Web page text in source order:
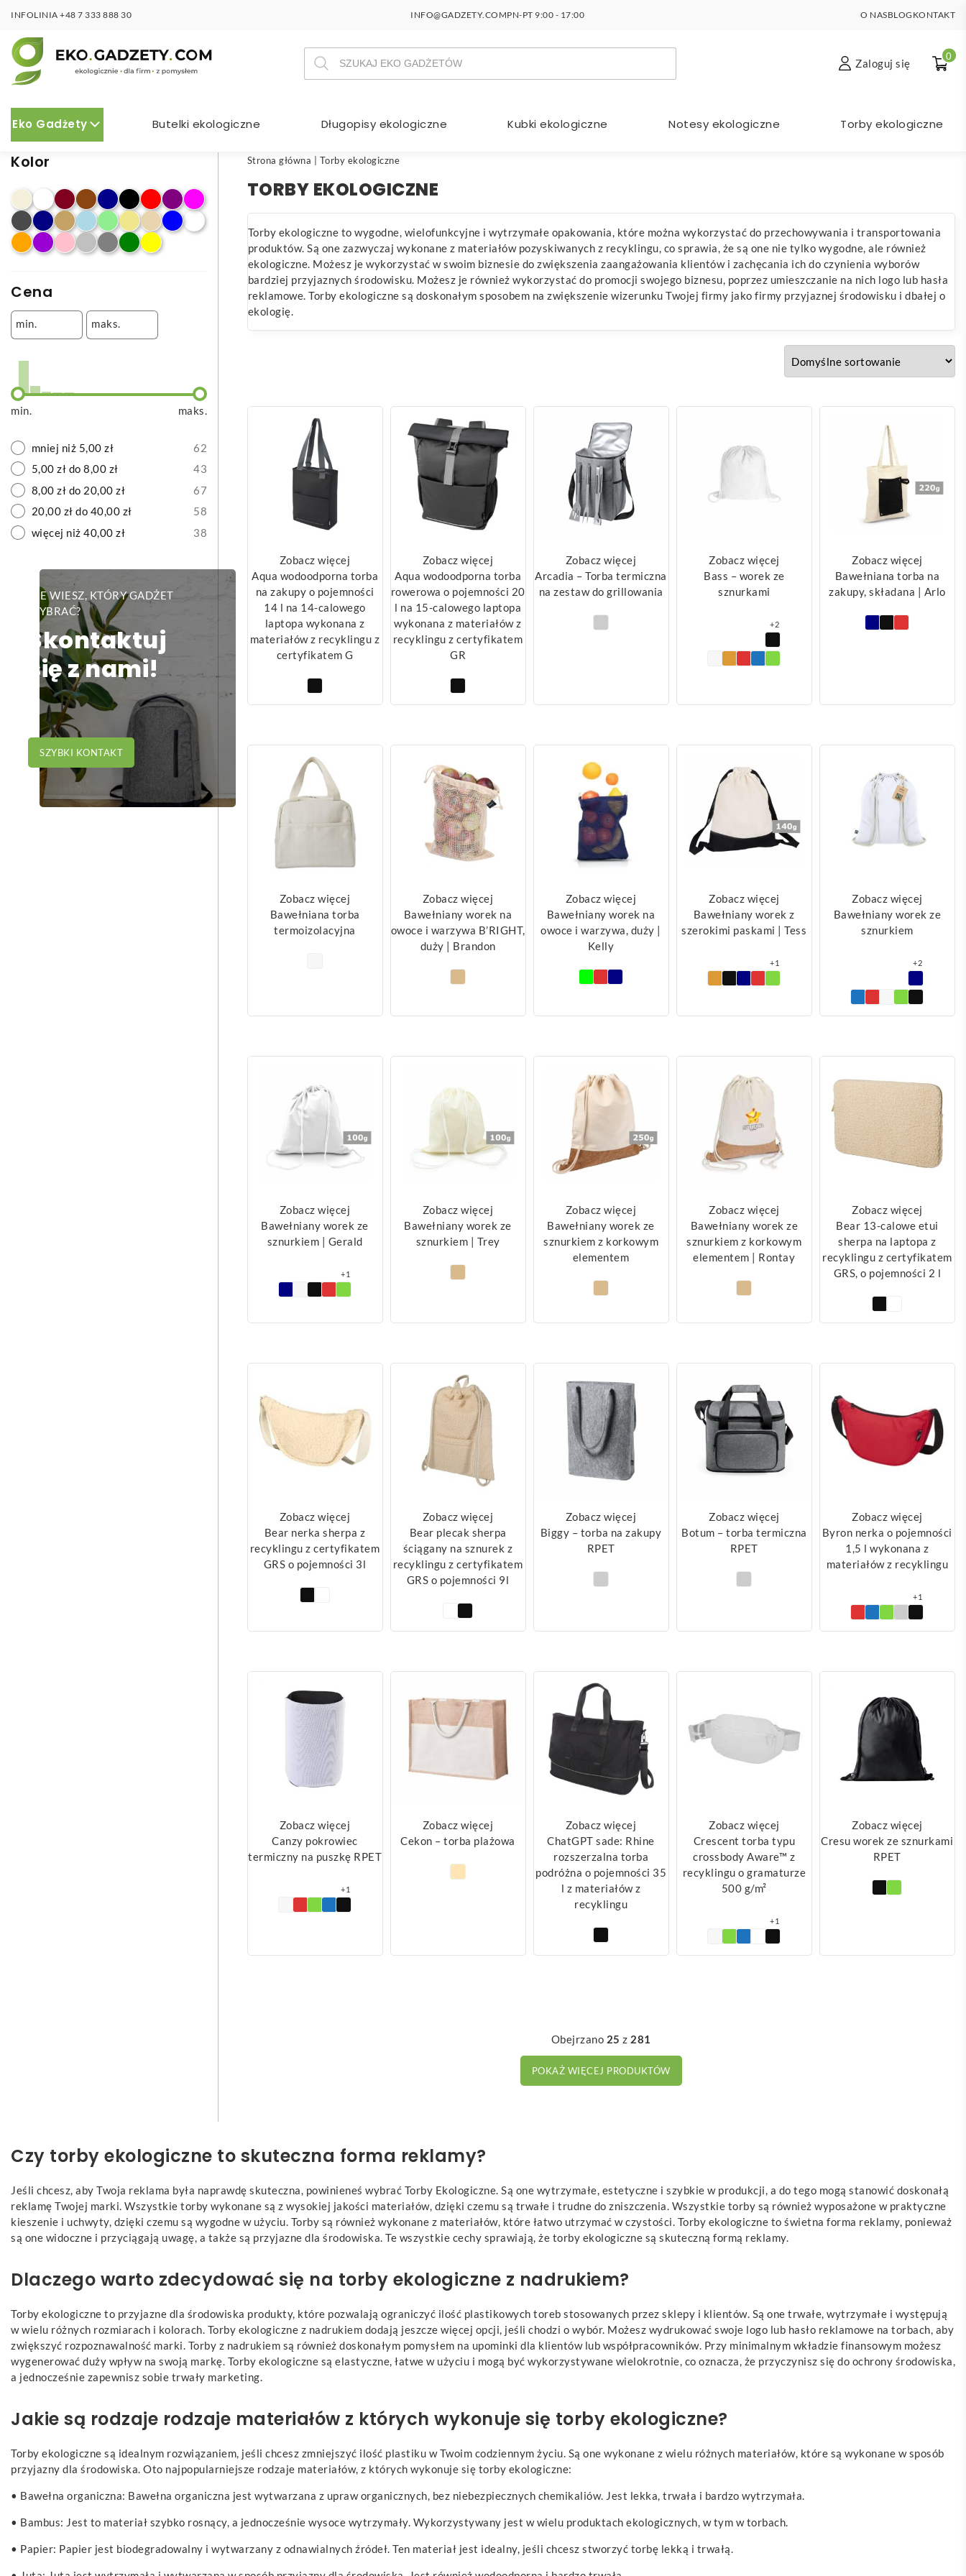
INFOLINIA +48 7 333 888 30 INFO@GADZETY.COMPN-PT 9:00 - 17:00 O NASBLOG KONTAKT
Wyszukiwarka
produktów
Zaloguj się
0
Eko Gadżety Butelki ekologiczne Długopisy ekologiczne Kubki ekologiczne Notesy ekologiczne Torby ekologiczne
Strona główna Torby ekologiczne
TORBY EKOLOGICZNE
Torby ekologiczne to wygodne, wielofunkcyjne i wytrzymałe opakowania, które można wykorzystać do przechowywania i transportowania
produktów. Są one zazwyczaj wykonane z materiałów pozyskiwanych z recyklingu, co sprawia, że są one nie tylko wygodne, ale również
ekologiczne. Możesz je wykorzystać w swoim biznesie do zwiększenia zaangażowania klientów i zachęcania ich do czynienia wyborów
bardziej przyjaznych środowisku. Możesz je również wykorzystać do promocji swojego biznesu, poprzez umieszczanie na nich logo lub hasła
reklamowe. Torby ekologiczne są doskonałym sposobem na zwiększenie wizerunku Twojej firmy jako firmy przyjaznej środowisku i dbałej o
ekologię.
Zobacz więcej
Aqua wodoodporna torba
na zakupy o pojemności
14 l na 14-calowego
laptopa wykonana z
materiałów z recyklingu z
certyfikatem G
Zobacz więcej
Aqua wodoodporna torba
rowerowa o pojemności 20
l na 15-calowego laptopa
wykonana z materiałów z
recyklingu z certyfikatem
GR
Zobacz więcej
Arcadia – Torba termiczna
na zestaw do grillowania
Zobacz więcej
Bass – worek ze
sznurkami
+2
Zobacz więcej
Bawełniana torba na
zakupy, składana | Arlo
Zobacz więcej
Bawełniana torba
termoizolacyjna
Zobacz więcej
Bawełniany worek na
owoce i warzywa B’RIGHT,
duży | Brandon
Zobacz więcej
Bawełniany worek na
owoce i warzywa, duży |
Kelly
Zobacz więcej
Bawełniany worek z
szerokimi paskami | Tess
+1
Zobacz więcej
Bawełniany worek ze
sznurkiem
+2
Zobacz więcej
Bawełniany worek ze
sznurkiem | Gerald
+1
Zobacz więcej
Bawełniany worek ze
sznurkiem | Trey
Zobacz więcej
Bawełniany worek ze
sznurkiem z korkowym
elementem
Zobacz więcej
Bawełniany worek ze
sznurkiem z korkowym
elementem | Rontay
Zobacz więcej
Bear 13-calowe etui
sherpa na laptopa z
recyklingu z certyfikatem
GRS, o pojemności 2 l
Zobacz więcej
Bear nerka sherpa z
recyklingu z certyfikatem
GRS o pojemności 3l
Zobacz więcej
Bear plecak sherpa
ściągany na sznurek z
recyklingu z certyfikatem
GRS o pojemności 9l
Zobacz więcej
Biggy – torba na zakupy
RPET
Zobacz więcej
Botum – torba termiczna
RPET
Zobacz więcej
Byron nerka o pojemności
1,5 l wykonana z
materiałów z recyklingu
+1
Zobacz więcej
Canzy pokrowiec
termiczny na puszkę RPET
+1
Zobacz więcej
Cekon – torba plażowa
Zobacz więcej
ChatGPT sade: Rhine
rozszerzalna torba
podróżna o pojemności 35
l z materiałów z
recyklingu
Zobacz więcej
Crescent torba typu
crossbody Aware™ z
recyklingu o gramaturze
500 g/m²
+1
Zobacz więcej
Cresu worek ze sznurkami
RPET
Obejrzano 25 z 281
POKAŻ WIĘCEJ PRODUKTÓW
Kolor
Cena
min. maks.
min. maks.
mniej niż 5,00 zł
62
5,00 zł do 8,00 zł
43
8,00 zł do 20,00 zł
67
20,00 zł do 40,00 zł
58
więcej niż 40,00 zł
38
NIE WIESZ, KTÓRY GADŻET
WYBRAĆ?
Skontaktuj
się z nami!
SZYBKI KONTAKT
Czy torby ekologiczne to skuteczna forma reklamy?
Jeśli chcesz, aby Twoja reklama była naprawdę skuteczna, powinieneś wybrać Torby Ekologiczne. Są one wytrzymałe, estetyczne i szybkie w produkcji, a do tego mogą stanowić doskonałą
reklamę Twojej marki. Wszystkie torby wykonane są z wysokiej jakości materiałów, dzięki czemu są trwałe i trudne do zniszczenia. Wszystkie torby są również wyposażone w praktyczne
kieszenie i uchwyty, dzięki czemu są wygodne w użyciu. Torby są również wykonane z materiałów, które łatwo utrzymać w czystości. Torby ekologiczne to świetna forma reklamy, ponieważ
są one widoczne i przyciągają uwagę, a także są przyjazne dla środowiska. Te wszystkie cechy sprawiają, że torby ekologiczne są skuteczną formą reklamy.
Dlaczego warto zdecydować się na torby ekologiczne z nadrukiem?
Torby ekologiczne to przyjazne dla środowiska produkty, które pozwalają ograniczyć ilość plastikowych toreb stosowanych przez sklepy i klientów. Są one trwałe, wytrzymałe i występują
w wielu różnych rozmiarach i kolorach. Torby ekologiczne z nadrukiem dodają jeszcze więcej opcji, jeśli chodzi o wybór. Możesz wydrukować swoje logo lub hasło reklamowe na torbach, aby
zwiększyć rozpoznawalność marki. Torby z nadrukiem są również doskonałym pomysłem na upominki dla klientów lub współpracowników. Przy minimalnym wkładzie finansowym możesz
wygenerować duży wpływ na swoją markę. Torby ekologiczne są elastyczne, łatwe w użyciu i mogą być wykorzystywane wielokrotnie, co oznacza, że ​​przyczynisz się do ochrony środowiska,
a jednocześnie zapewnisz sobie trwały marketing.
Jakie są rodzaje rodzaje materiałów z których wykonuje się torby ekologiczne?
Torby ekologiczne są idealnym rozwiązaniem, jeśli chcesz zmniejszyć ilość plastiku w Twoim codziennym życiu. Są one wykonane z wielu różnych materiałów, które są wykonane w sposób
przyjazny dla środowiska. Oto najpopularniejsze rodzaje materiałów, z których wykonuje się torby ekologiczne:
• Bawełna organiczna: Bawełna organiczna jest wytwarzana z upraw organicznych, bez niebezpiecznych chemikaliów. Jest lekka, trwała i bardzo wytrzymała.
• Bambus: Jest to materiał szybko rosnący, a jednocześnie wysoce wytrzymały. Wykorzystywany jest w wielu produktach ekologicznych, w tym w torbach.
• Papier: Papier jest biodegradowalny i wytwarzany z odnawialnych źródeł. Ten materiał jest idealny, jeśli chcesz stworzyć torbę lekką i trwałą.